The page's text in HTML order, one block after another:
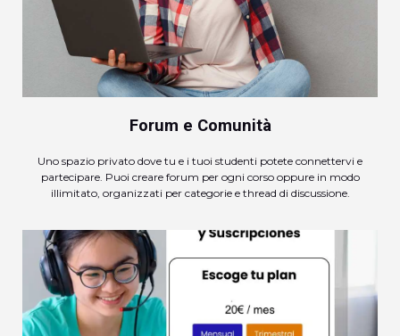
Forum e Comunità
Uno spazio privato dove tu e i tuoi studenti potete connettervi e
partecipare. Puoi creare forum per ogni corso oppure in modo
illimitato, organizzati per categorie e thread di discussione.